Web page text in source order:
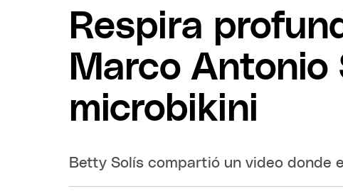
Respira
Marco Antonio
microbikini
Betty Solís compartió un video donde